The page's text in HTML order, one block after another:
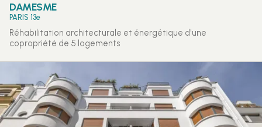
DAMESME
PARIS 13e
Réhabilitation architecturale et énergétique d'une
copropriété de 5 logements